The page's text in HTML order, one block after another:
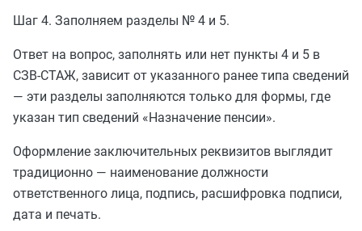
Шаг 4. Заполняем разделы № 4 и 5.
Ответ на вопрос, заполнять или нет пункты 4 и 5 в
СЗВ-СТАЖ, зависит от указанного ранее типа сведений
— эти разделы заполняются только для формы, где
указан тип сведений «Назначение пенсии».
Оформление заключительных реквизитов выглядит
традиционно — наименование должности
ответственного лица, подпись, расшифровка подписи,
дата и печать.